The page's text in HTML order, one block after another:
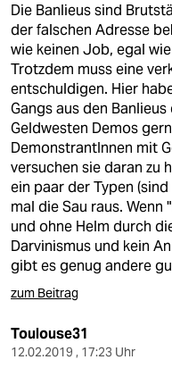
Die Banlieus sind
der falschen Adresse
wie keinen Job, egal
Trotzdem muss eine
entschuldigen. Hier
Gangs aus den
Geldwesten Demos
DemonstrantInnen mit
versuchen sie daran zu
ein paar der Typen
mal die Sau raus.
und ohne Helm durch
Darvinismus und kein
gibt es genug andere
zum Beitrag
Toulouse31
12.02.2019 , 17:23 Uhr